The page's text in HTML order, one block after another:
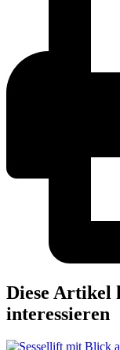
Diese Artikel
interessieren